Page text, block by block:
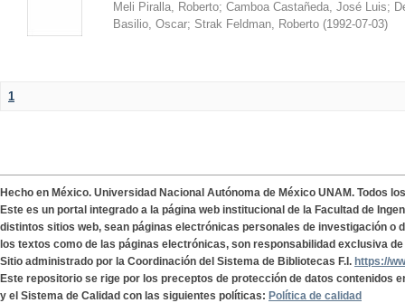
Meli Piralla, Roberto; Camboa Castañeda, José Luis;
Basilio, Oscar; Strak Feldman, Roberto (1992-07-03)
1
Hecho en México. Universidad Nacional Autónoma de México UNAM. Todos
Este es un portal integrado a la página web institucional de la Facultad de
distintos sitios web, sean páginas electrónicas personales de investigación o
los textos como de las páginas electrónicas, son responsabilidad exclusiva
Sitio administrado por la Coordinación del Sistema de Bibliotecas F.I. https://
Este repositorio se rige por los preceptos de protección de datos contenidos
y el Sistema de Calidad con las siguientes políticas: Política de calidad